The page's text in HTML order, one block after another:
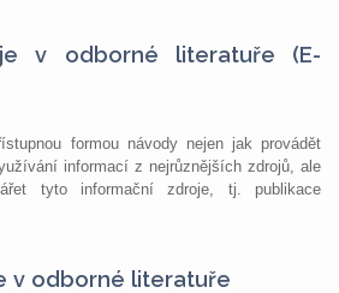
v odborné literatuře (E-
formou návody nejen jak provádět
informací z nejrůznějších zdrojů, ale
tyto informační zdroje, tj. publikace
v odborné literatuře